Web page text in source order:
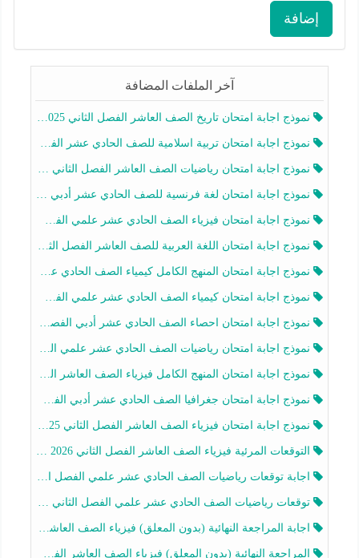
إضافة
آخر الملفات المضافة
نموذج اجابة امتحان تاريخ الصف العاشر الفصل الثاني 2025-2026
نموذج اجابة امتحان تربية اسلامية للصف الحادي عشر الفصل الثاني 2025-2026
نموذج اجابة امتحان رياضيات الصف العاشر الفصل الثاني 2025-2026
نموذج اجابة امتحان لغة فرنسية للصف الحادي عشر أدبي الفصل الثاني 2025-2026
نموذج اجابة امتحان فيزياء الصف الحادي عشر علمي الفصل الثاني 2025-2026
نموذج اجابة امتحان اللغة العربية للصف العاشر الفصل الثاني 2025-2026
نموذج اجابة امتحان المنهج الكامل كيمياء الصف الحادي عشر علمي الفصل الثاني 2025-2026
نموذج اجابة امتحان كيمياء الصف الحادي عشر علمي الفصل الثاني 2025-2026
نموذج اجابة امتحان احصاء الصف الحادي عشر أدبي الفصل الثاني 2025-2026
نموذج اجابة امتحان رياضيات الصف الحادي عشر علمي الفصل الثاني 2025-2026
نموذج اجابة امتحان المنهج الكامل فيزياء الصف العاشر الفصل الثاني 2025-2026
نموذج اجابة امتحان جغرافيا الصف الحادي عشر أدبي الفصل الثاني 2025-2026
نموذج اجابة امتحان فيزياء الصف العاشر الفصل الثاني 2025-2026
التوقعات المرئية فيزياء الصف العاشر الفصل الثاني 2026 أ هيثم الليثي
اجابة توقعات رياضيات الصف الحادي عشر علمي الفصل الثاني 2025-2026 أ عمرو فايز
توقعات رياضيات الصف الحادي عشر علمي الفصل الثاني 2025-2026 أ عمرو فايز
اجابة المراجعة النهائية (بدون المعلق) فيزياء الصف العاشر الفصل الثاني أ أحمد نبيه
المراجعة النهائية (بدون المعلق) فيزياء الصف العاشر الفصل الثاني أ أحمد نبيه